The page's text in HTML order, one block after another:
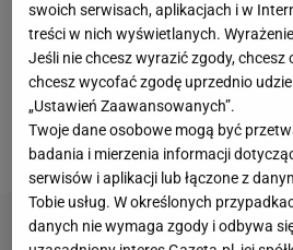
latem. Jeszcze podczas
Belg powiedział, że transfer do
jego dziecięcym marzeniem.
doszło, bo "Królewscy" nie
zadowalałaby londyńczyków.
swoich serwisach, aplikacjach i w
treści w nich wyświetlanych.
Jeśli nie chcesz wyrazić zgody, chcesz
chcesz wycofać zgodę uprzednio
„Ustawień Zaawansowanych”.
Twoje dane osobowe mogą być
badania i mierzenia informacji
serwisów i aplikacji lub łączone z
Tobie usług. W określonych
danych nie wymaga zgody i odbywa